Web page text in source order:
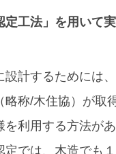
工法」を用いて
計するためには
称/木住協）が取
を利用する方法が
では、木造でも